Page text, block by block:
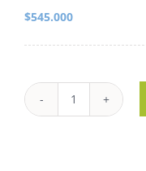
$545.000
Controlador
MELNOR